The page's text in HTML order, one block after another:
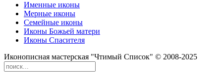
Именные иконы
Мерные иконы
Семейные иконы
Иконы Божьей матери
Иконы Спасителя
Иконописная мастерская "Чтимый Список" © 2008-2025